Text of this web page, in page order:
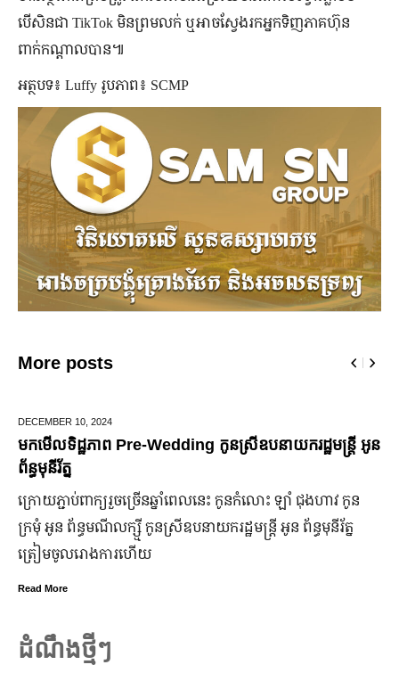
បើសិនជា TikTok មិនព្រមលក់ ឬអាចស្វែងរកអ្នកទិញភាគហ៊ុន
ពាក់កណ្ដាលបាន៕
អត្ថបទ៖ Luffy រូបភាព៖ SCMP
More posts
2024
ាព Pre-Wedding កូនស្រីឧបនាយករដ្ឋមន្រ្តី អូន
ក្យ​រួច​ច្រើន​ឆ្នាំ​ពេលនេះ កូនកំលោះ ឡាំ ជុងហាវ កូន
ណីលក្ស្មី កូនស្រី​ឧបនាយករដ្ឋមន្ត្រី អូន ព័ន្ធមុនីរ័ត្ន
ការ​ហើយ
មកដឹងប្រា
ក្រុមហ៊ុន
ឡើង បើទោះ
ដំណឹងថ្មីៗ